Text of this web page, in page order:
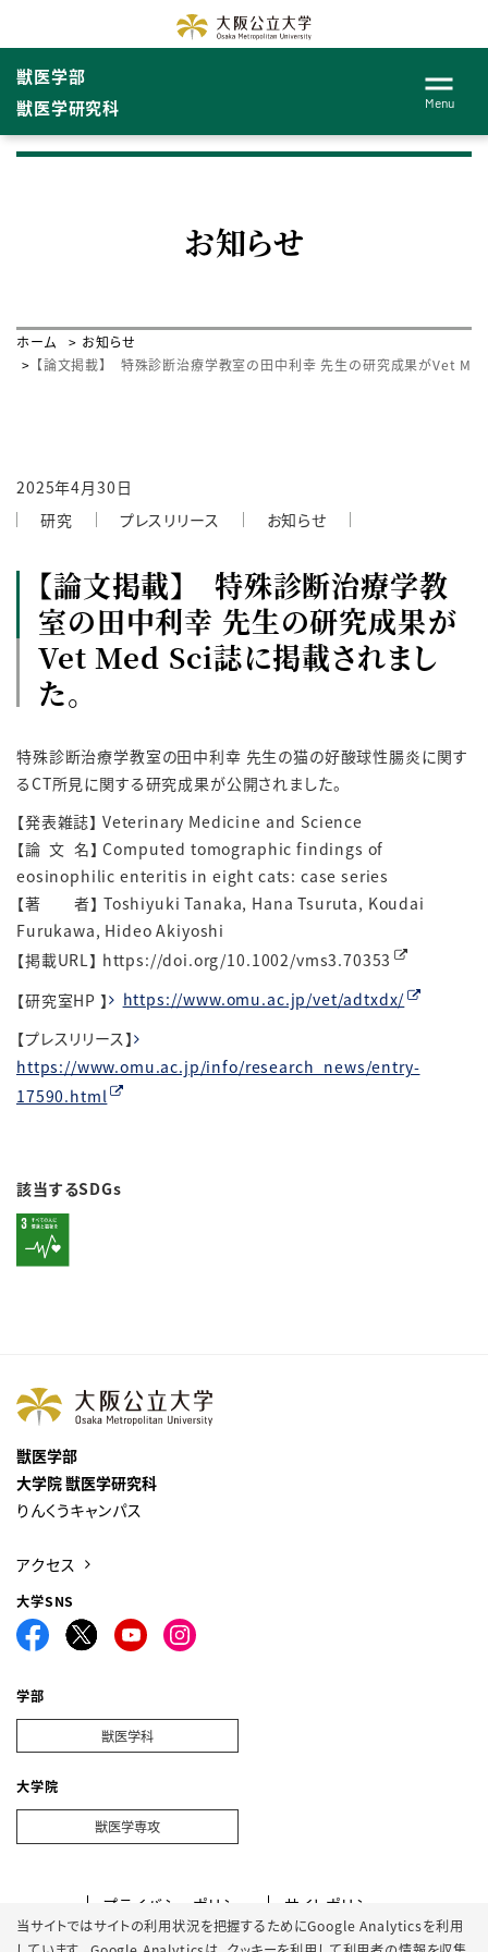
獣医学部
獣医学研究科
Menu
お知らせ
ホーム
お知らせ
【論文掲載】 特殊診断治療学教室の田中利幸 先生の研究成果がVet Med
2025年4月30日
研究
プレスリリース お知らせ
【論文掲載】 特殊診断治療学教
室の田中利幸 先生の研究成果が
Vet Med Sci誌に掲載されまし
た。
特殊診断治療学教室の田中利幸 先生の猫の好酸球性腸炎に関す
るCT所見に関する研究成果が公開されました。
【発表雑誌】 Veterinary Medicine and Science
【論 文 名】 Computed tomographic findings of
eosinophilic enteritis in eight cats: case series
【著 者】 Toshiyuki Tanaka, Hana Tsuruta, Koudai
Furukawa, Hideo Akiyoshi
【掲載URL】 https://doi.org/10.1002/vms3.70353
【研究室HP 】
https://www.omu.ac.jp/vet/adtxdx/
【プレスリリース】
https://www.omu.ac.jp/info/research_news/entry-
17590.html
該当するSDGs
当サイトではサイトの利用状況を把握するためにGoogle Analyticsを利用
獣医学部
大学院 獣医学研究科
りんくうキャンパス
アクセス
大学SNS
学部
獣医学科
大学院
獣医学専攻
プライバシーポリシー
サイトポリシー
ソーシャルメディアポリシー
クッキーポリシー